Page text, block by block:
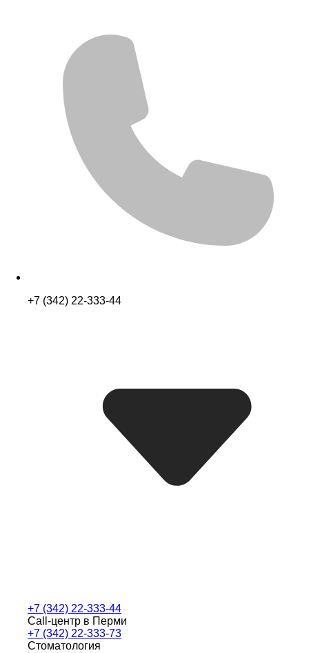
+7 (342) 22-333-44
+7 (342) 22-333-44
Call-центр в Перми
+7 (342) 22-333-73
Стоматология